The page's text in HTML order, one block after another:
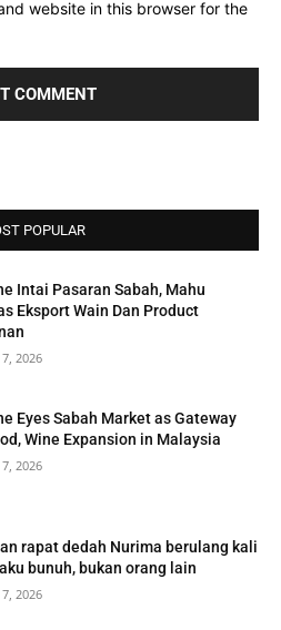
website in this browser for the
POPULAR
Intai Pasaran Sabah, Mahu
Eksport Wain Dan Product
2026
Eyes Sabah Market as Gateway
Wine Expansion in Malaysia
2026
rapat dedah Nurima berulang kali
bunuh, bukan orang lain
2026